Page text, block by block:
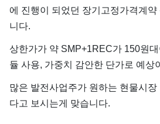
에 진행이 되었던 장기고정가격계
니다.
상한가가 약 SMP+1REC가 150원
듈 사용, 가중치 감안한 단가로 예상
많은 발전사업주가 원하는 현물시
다고 보시는게 맞습니다.